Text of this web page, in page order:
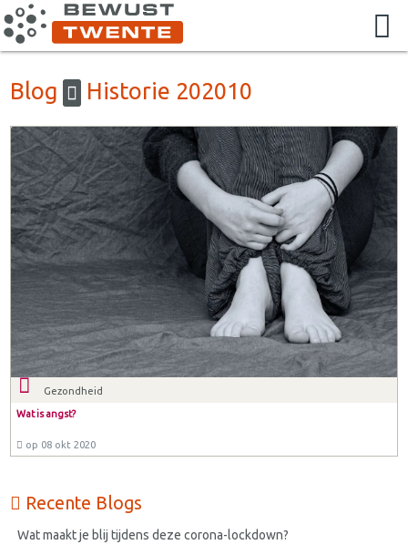
Blog Historie 202010
Gezondheid
Wat is angst?
op 08 okt 2020
Recente Blogs
Wat maakt je blij tijdens deze corona-lockdown?